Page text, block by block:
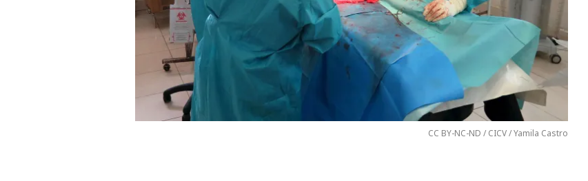
CC BY-NC-ND / CICV / Yamila Castro